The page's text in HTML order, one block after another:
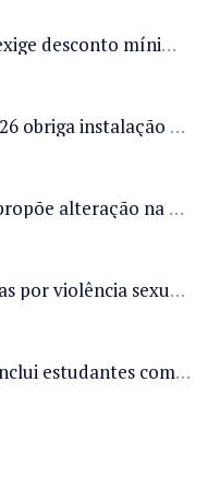
Projeto na Câmara exige desconto mínimo de 50% em passagens aéreas por emergência familiar
Projeto de Lei 2117/26 obriga instalação de banheiros neutros em locais de uso coletivo e prevê sanções para descumprimento
Projeto na Câmara propõe alteração na Lei de Acesso à Informação para divulgar ocupação de cargos por gênero
Nova lei amplia penas por violência sexual contra criança ou adolescente e regulamenta ronda virtual nas redes
Projeto na Câmara inclui estudantes com deficiência no regime escolar especial da LDB e estabelece critérios para frequência